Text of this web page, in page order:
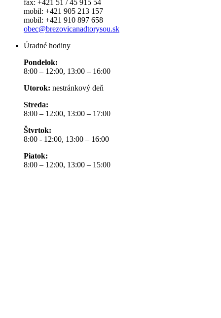
fax: +421 51 / 45 915 54
mobil: +421 905 213 157
mobil: +421 910 897 658
obec@brezovicanadtorysou.sk
Úradné hodiny
Pondelok:
8:00 – 12:00, 13:00 – 16:00
Utorok: nestránkový deň
Streda:
8:00 – 12:00, 13:00 – 17:00
Štvrtok:
8:00 - 12:00, 13:00 – 16:00
Piatok:
8:00 – 12:00, 13:00 – 15:00